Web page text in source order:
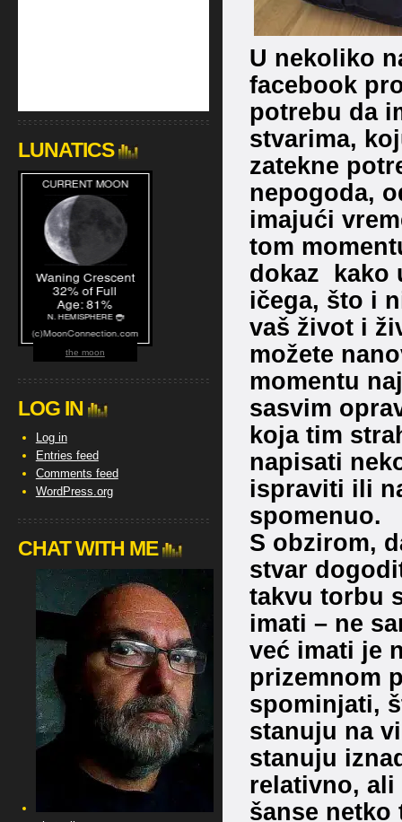
U nekoliko
facebook
potrebu da
stvarima,
zatekne
nepogoda,
imajući
tom
dokaz kako
ičega, što i
vaš život i
možete
momentu
sasvim
koja tim
napisati
ispraviti ili
spomenuo.
S obzirom,
stvar
takvu torbu
imati – ne
već imati je
prizemnom
spominjati,
stanuju na
stanuju
relativno, ali
šanse
LUNATICS
the moon
LOG IN
Log in
Entries feed
Comments feed
WordPress.org
CHAT WITH ME